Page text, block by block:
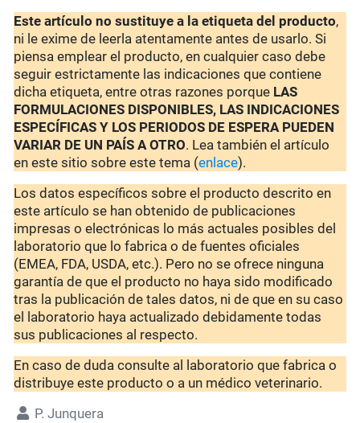
Este artículo no sustituye a la etiqueta del producto,
ni le exime de leerla atentamente antes de usarlo. Si
piensa emplear el producto, en cualquier caso debe
seguir estrictamente las indicaciones que contiene
dicha etiqueta, entre otras razones porque LAS
FORMULACIONES DISPONIBLES, LAS INDICACIONES
ESPECÍFICAS Y LOS PERIODOS DE ESPERA PUEDEN
VARIAR DE UN PAÍS A OTRO. Lea también el artículo
en este sitio sobre este tema (enlace).
Los datos específicos sobre el producto descrito en
este artículo se han obtenido de publicaciones
impresas o electrónicas lo más actuales posibles del
laboratorio que lo fabrica o de fuentes oficiales
(EMEA, FDA, USDA, etc.). Pero no se ofrece ninguna
garantía de que el producto no haya sido modificado
tras la publicación de tales datos, ni de que en su caso
el laboratorio haya actualizado debidamente todas
sus publicaciones al respecto.
En caso de duda consulte al laboratorio que fabrica o
distribuye este producto o a un médico veterinario.
P. Junquera